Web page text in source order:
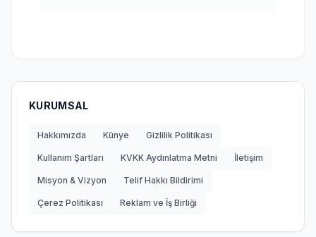
KURUMSAL
Hakkımızda Künye Gizlilik Politikası
Kullanım Şartları KVKK Aydınlatma Metni İletişim
Misyon & Vizyon Telif Hakkı Bildirimi
Çerez Politikası Reklam ve İş Birliği